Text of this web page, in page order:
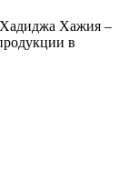
Хадиджа Хажия –
в